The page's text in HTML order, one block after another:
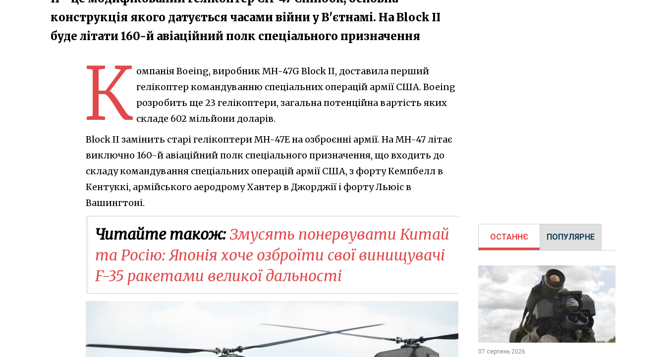
конструкція якого датується часами війни у В'єтнамі. На Block II
буде літати 160-й авіаційний полк спеціального призначення
К омпанія Boeing, виробник MH-47G Block II, доставила перший
гелікоптер командуванню спеціальних операцій армії США. Boeing
розробить ще 23 гелікоптери, загальна потенційна вартість яких
складе 602 мільйони доларів.
Block II замінить старі гелікоптери MH-47E на озброєнні армії. На MH-47 літає
виключно 160-й авіаційний полк спеціального призначення, що входить до
складу командування спеціальних операцій армії США, з форту Кемпбелл в
Кентуккі, армійського аеродрому Хантер в Джорджії і форту Льюіс в
Вашингтоні.
Читайте також:Змусять понервувати Китай
та Росію: Японія хоче озброїти свої винищувачі
F-35 ракетами великої дальності
ОСТАННЄ ПОПУЛЯРНЕ
07 серпень 2026